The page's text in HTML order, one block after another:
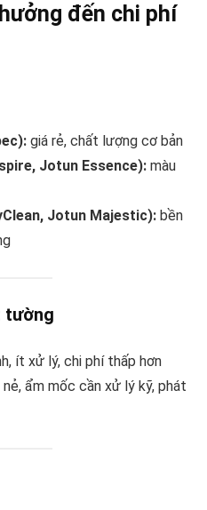
đến chi phí
giá rẻ, chất lượng cơ bản
Jotun Essence): màu
Jotun Majestic): bền
tường
ít xử lý, chi phí thấp hơn
ẩm mốc cần xử lý kỹ, phát